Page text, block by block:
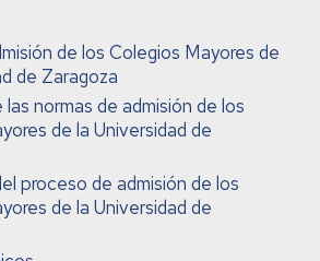
de los Colegios Mayores de
de Zaragoza
las normas de admisión de los
de la Universidad de
proceso de admisión de los
de la Universidad de